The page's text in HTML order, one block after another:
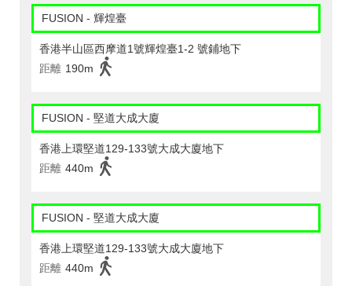
FUSION - 輝煌臺
香港半山區西摩道1號輝煌臺1-2 號鋪地下
距離 190m
FUSION - 堅道大成大廈
香港上環堅道129-133號大成大廈地下
距離 440m
FUSION - 堅道大成大廈
香港上環堅道129-133號大成大廈地下
距離 440m